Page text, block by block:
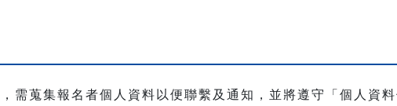
需蒐集報名者個人資料以便聯繫及通知，並將遵守「個人資